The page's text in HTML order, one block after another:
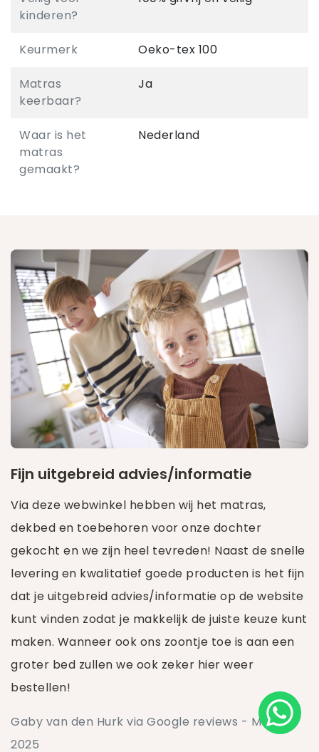
kinderen?
Keurmerk Oeko-tex 100
Matras
keerbaar?
Ja
Waar is het
matras
gemaakt?
Nederland
Fijn uitgebreid advies/informatie
Via deze webwinkel hebben wij het matras,
dekbed en toebehoren voor onze dochter
gekocht en we zijn heel tevreden! Naast de snelle
levering en kwalitatief goede producten is het fijn
dat je uitgebreid advies/informatie op de website
kunt vinden zodat je makkelijk de juiste keuze kunt
maken. Wanneer ook ons zoontje toe is aan een
groter bed zullen we ook zeker hier weer
bestellen!
Gaby van den Hurk via Google reviews - Maart
2025